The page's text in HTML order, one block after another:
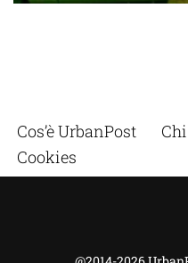
Cos’è UrbanPost
Cookies